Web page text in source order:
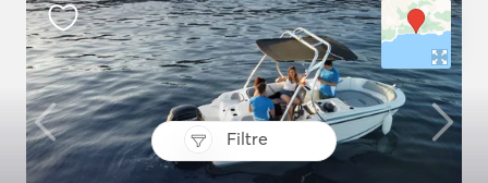
Filtre